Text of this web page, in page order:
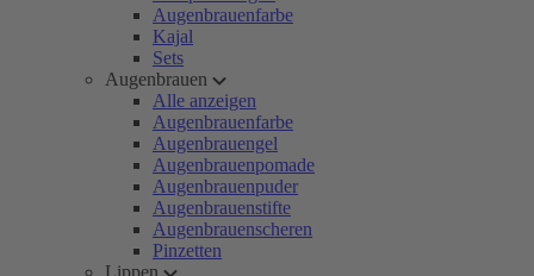
Augenbrauenfarbe
Kajal
Sets
Augenbrauen
Alle anzeigen
Augenbrauenfarbe
Augenbrauengel
Augenbrauenpomade
Augenbrauenpuder
Augenbrauenstifte
Augenbrauenscheren
Pinzetten
Lippen